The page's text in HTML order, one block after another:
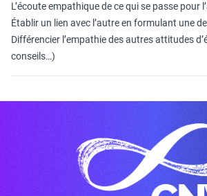
L’écoute empathique de ce qui se passe pour
Établir un lien avec l’autre en formulant une
Différencier l’empathie des autres attitudes
conseils…)